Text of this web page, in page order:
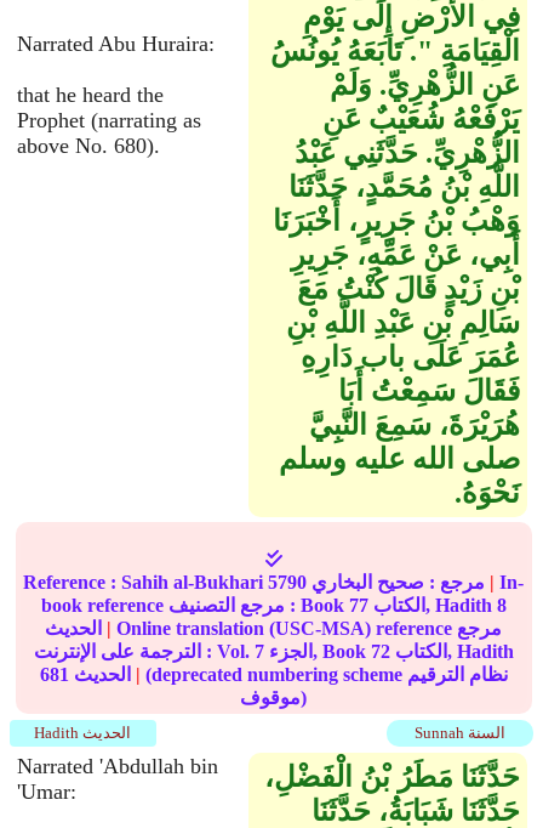
Narrated Abu Huraira:
that he heard the
Prophet (narrating as
above No. 680).
فِي الأَرْضِ إِلَى يَوْمِ
الْقِيَامَةِ ‏"‏‏.‏ تَابَعَهُ يُونُسُ
عَنِ الزُّهْرِيِّ‏.‏ وَلَمْ
يَرْفَعْهُ شُعَيْبٌ عَنِ
الزُّهْرِيِّ‏.‏ حَدَّثَنِي عَبْدُ
اللَّهِ بْنُ مُحَمَّدٍ، حَدَّثَنَا
وَهْبُ بْنُ جَرِيرٍ، أَخْبَرَنَا
أَبِي، عَنْ عَمِّهِ، جَرِيرِ
بْنِ زَيْدٍ قَالَ كُنْتُ مَعَ
سَالِمِ بْنِ عَبْدِ اللَّهِ بْنِ
عُمَرَ عَلَى باب دَارِهِ
فَقَالَ سَمِعْتُ أَبَا
هُرَيْرَةَ، سَمِعَ النَّبِيَّ
صلى الله عليه وسلم
نَحْوَهُ‏.‏
Reference :Sahih al-Bukhari 5790 مرجع : صحيح البخاري | In-
book reference مرجع التصنيف : Book 77 الكتاب, Hadith 8
| Online translation (USC-MSA) reference مرجع
الترجمة على الإنترنت : Vol. 7 الجزء, Book 72
الكتاب, Hadith
681
| (deprecated numbering scheme نظام الترقيم
موقوف)
Sunnah السنة Hadith الحديث
Narrated 'Abdullah bin
'Umar:
حَدَّثَنَا مَطَرُ بْنُ الْفَضْلِ،
حَدَّثَنَا شَبَابَةُ، حَدَّثَنَا